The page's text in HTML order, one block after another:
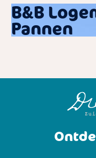
B&B
Pannen